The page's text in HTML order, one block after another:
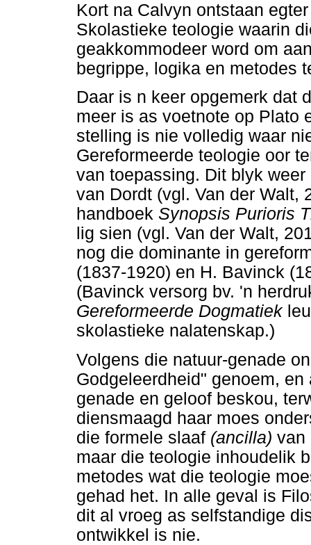
Kort na Calvyn ontstaan
Skolastieke teologie waarin
geakkommodeer word om
begrippe, logika en metodes
Daar is n keer opgemerk dat
meer is as voetnote op Plato
stelling is nie volledig waar
Gereformeerde teologie oor
van toepassing. Dit blyk
van Dordt (vgl. Van der Walt,
handboek Synopsis Purioris
lig sien (vgl. Van der Walt,
nog die dominante in
(1837-1920) en H. Bavinck
(Bavinck versorg bv. 'n
Gereformeerde Dogmatiek
skolastieke nalatenskap.)
Volgens die natuur-genade
Godgeleerdheid" genoem,
genade en geloof beskou,
diensmaagd haar moes
die formele slaaf (ancilla) van
maar die teologie inhoudelik
metodes wat die teologie
gehad het. In alle geval is
dit al vroeg as selfstandige
ontwikkel is nie.